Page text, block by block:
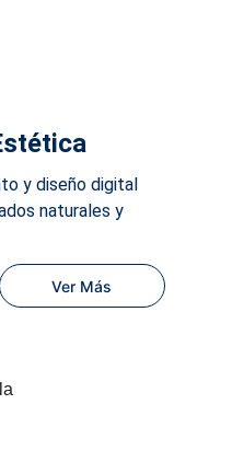
y diseño digital
naturales y
Ver Más